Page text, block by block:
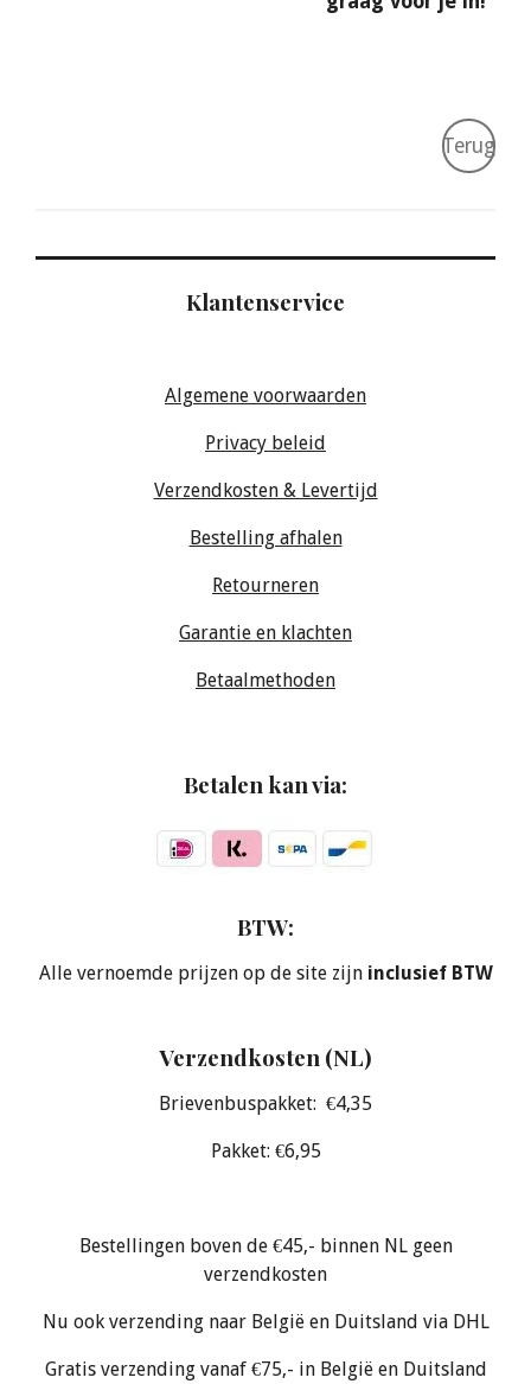
Terug
Klantenservice
Algemene voorwaarden
Privacy beleid
Verzendkosten & Levertijd
Bestelling afhalen
Retourneren
Garantie en klachten
Betaalmethoden
Betalen kan via:
BTW:
Alle vernoemde prijzen op de site zijn inclusief BTW
Verzendkosten (NL)
Brievenbuspakket: €4,35
Pakket: €6,95
Bestellingen boven de €45,- binnen NL geen
verzendkosten
Nu ook verzending naar België en Duitsland via DHL
Gratis verzending vanaf €75,- in België en Duitsland